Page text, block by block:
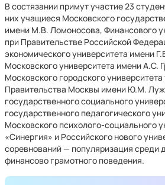
В состязании примут участие 23
них учащиеся Московского
имени М.В. Ломоносова, Финансового
при Правительстве Российской
экономического университета имени
Московского университета имени А.С.
Московского городского
Правительства Москвы имени Ю.М.
государственного социального
государственного педагогического
Московского психолого-социального
«Синергия» и Российского нового
соревнований — популяризация среди
финансово грамотного поведения.